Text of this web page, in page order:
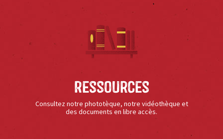
Ressources
Consultez notre phototèque, notre vidéothèque et
des documents en libre accès.